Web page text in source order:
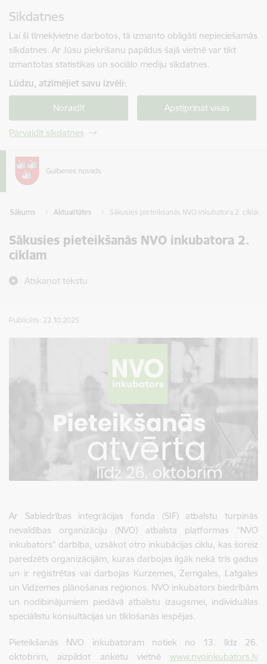
Sīkdatnes
Lai šī tīmekļvietne darbotos, tā izmanto obligāti nepieciešamās
sīkdatnes. Ar Jūsu piekrišanu papildus šajā vietnē var tikt
izmantotas statistikas un sociālo mediju sīkdatnes.
Lūdzu, atzīmējiet savu izvēli:
Noraidīt Apstiprināt visas
Pārvaldīt sīkdatnes
Sākums Aktualitātes Sākusies pieteikšanās NVO inkubatora 2. ciklam
Sākusies pieteikšanās NVO inkubatora 2.
ciklam
Atskaņot tekstu
Publicēts: 22.10.2025.
Ar Sabiedrības integrācijas fonda (SIF) atbalstu turpinās
nevaldības organizāciju (NVO) atbalsta platformas “NVO
inkubators” darbība, uzsākot otro inkubācijas ciklu, kas šoreiz
paredzēts organizācijām, kuras darbojas ilgāk nekā trīs gadus
un ir reģistrētas vai darbojas Kurzemes, Zemgales, Latgales
un Vidzemes plānošanas reģionos. NVO inkubators biedrībām
un nodibinājumiem piedāvā atbalstu izaugsmei, individuālas
speciālistu konsultācijas un tīklošanās iespējas.
Pieteikšanās NVO inkubatoram notiek no 13. līdz 26.
oktobrim, aizpildot anketu vietnē www.nvoinkubators.lv